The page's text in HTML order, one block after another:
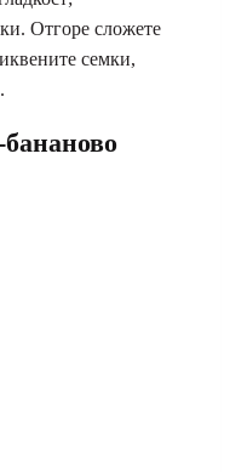
Отгоре сложете
семки,